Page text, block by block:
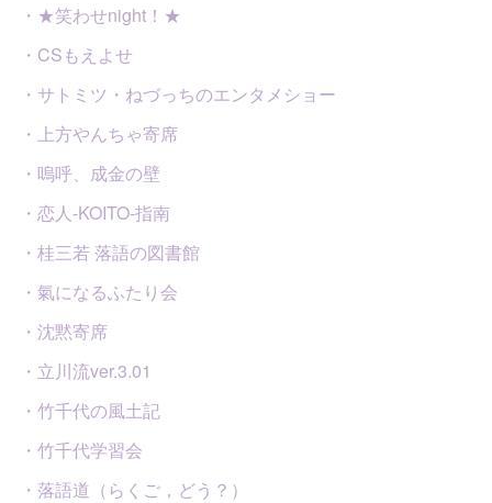
・★笑わせnight！★
・CSもえよせ
・サトミツ・ねづっちのエンタメショー
・上方やんちゃ寄席
・嗚呼、成金の壁
・恋人-KOITO-指南
・桂三若 落語の図書館
・氣になるふたり会
・沈黙寄席
・立川流ver.3.01
・竹千代の風土記
・竹千代学習会
・落語道（らくご，どう？）